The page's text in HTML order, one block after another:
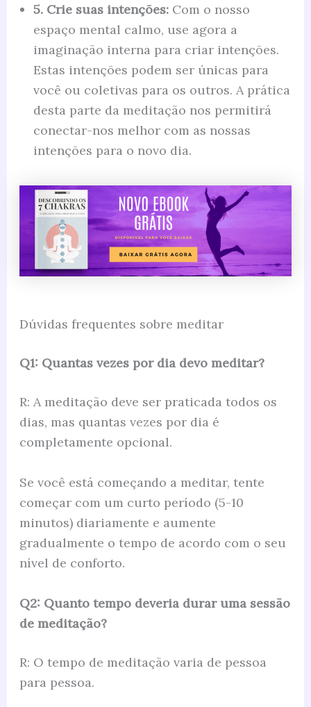
5. Crie suas intenções: Com o nosso
espaço mental calmo, use agora a
imaginação interna para criar intenções.
Estas intenções podem ser únicas para
você ou coletivas para os outros. A prática
desta parte da meditação nos permitirá
conectar-nos melhor com as nossas
intenções para o novo dia.
Dúvidas frequentes sobre meditar
Q1: Quantas vezes por dia devo meditar?
R: A meditação deve ser praticada todos os
dias, mas quantas vezes por dia é
completamente opcional.
Se você está começando a meditar, tente
começar com um curto período (5-10
minutos) diariamente e aumente
gradualmente o tempo de acordo com o seu
nível de conforto.
Q2: Quanto tempo deveria durar uma sessão
de meditação?
R: O tempo de meditação varia de pessoa
para pessoa.